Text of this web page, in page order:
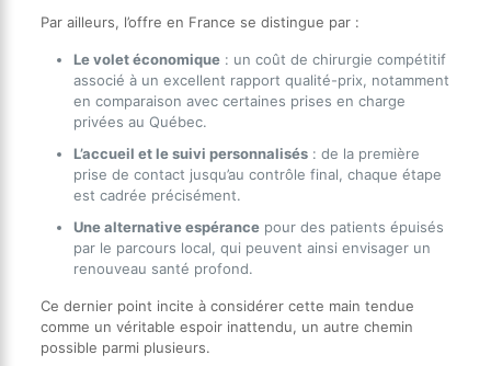
Par ailleurs, l’offre en France se distingue par :
Le volet économique: un coût de chirurgie compétitif
associé à un excellent rapport qualité-prix, notamment
en comparaison avec certaines prises en charge
privées au Québec.
L’accueil et le suivi personnalisés: de la première
prise de contact jusqu’au contrôle final, chaque étape
est cadrée précisément.
Une alternative espérancepour des patients épuisés
par le parcours local, qui peuvent ainsi envisager un
renouveau santé profond.
Ce dernier point incite à considérer cette main tendue
comme un véritable espoir inattendu, un autre chemin
possible parmi plusieurs.